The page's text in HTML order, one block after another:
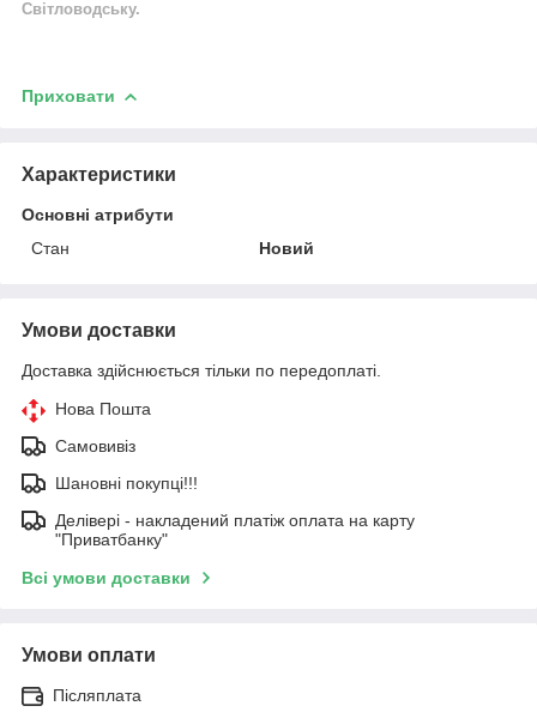
Світловодську.
Приховати
Характеристики
Основні атрибути
Стан
Новий
Умови доставки
Доставка здійснюється тільки по передоплаті.
Нова Пошта
Самовивіз
Шановні покупці!!!
Делівері - накладений платіж оплата на карту
"Приватбанку"
Всі умови доставки
Умови оплати
Післяплата